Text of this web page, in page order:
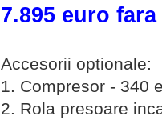
7.895 euro fara
Accesorii optionale:
1. Compresor - 340
2. Rola presoare